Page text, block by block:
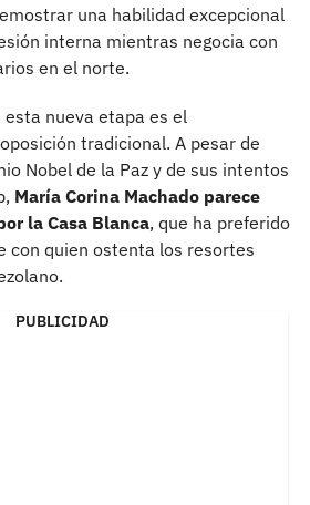
una habilidad excepcional
interna mientras negocia con
en el norte.
nueva etapa es el
tradicional. A pesar de
Nobel de la Paz y de sus intentos
María Corina Machado parece
la Casa Blanca, que ha preferido
con quien ostenta los resortes
PUBLICIDAD